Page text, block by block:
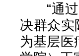
“通过
决群众
为基层医